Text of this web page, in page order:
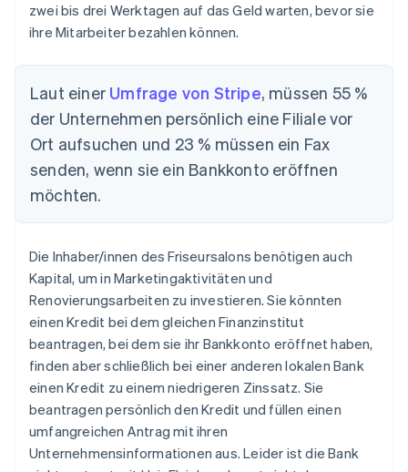
zwei bis drei Werktagen auf das Geld warten, bevor sie
ihre Mitarbeiter bezahlen können.
Laut einer Umfrage von Stripe, müssen 55 %
der Unternehmen persönlich eine Filiale vor
Ort aufsuchen und 23 % müssen ein Fax
senden, wenn sie ein Bankkonto eröffnen
möchten.
Die Inhaber/innen des Friseursalons benötigen auch
Kapital, um in Marketingaktivitäten und
Renovierungsarbeiten zu investieren. Sie könnten
einen Kredit bei dem gleichen Finanzinstitut
beantragen, bei dem sie ihr Bankkonto eröffnet haben,
finden aber schließlich bei einer anderen lokalen Bank
einen Kredit zu einem niedrigeren Zinssatz. Sie
beantragen persönlich den Kredit und füllen einen
umfangreichen Antrag mit ihren
Unternehmensinformationen aus. Leider ist die Bank